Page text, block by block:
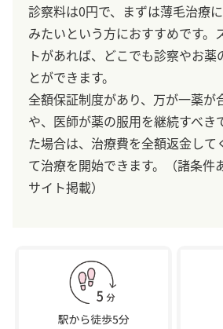
診察料は0円で、まずは薄毛治療
みたいという方におすすめです。
トがあれば、どこでも診察やお薬
とができます。
全額保証制度があり、万が一薬が
や、医師が薬の服用を継続すべき
た場合は、治療費を全額返金して
て治療を開始できます。（諸条件
サイト掲載）